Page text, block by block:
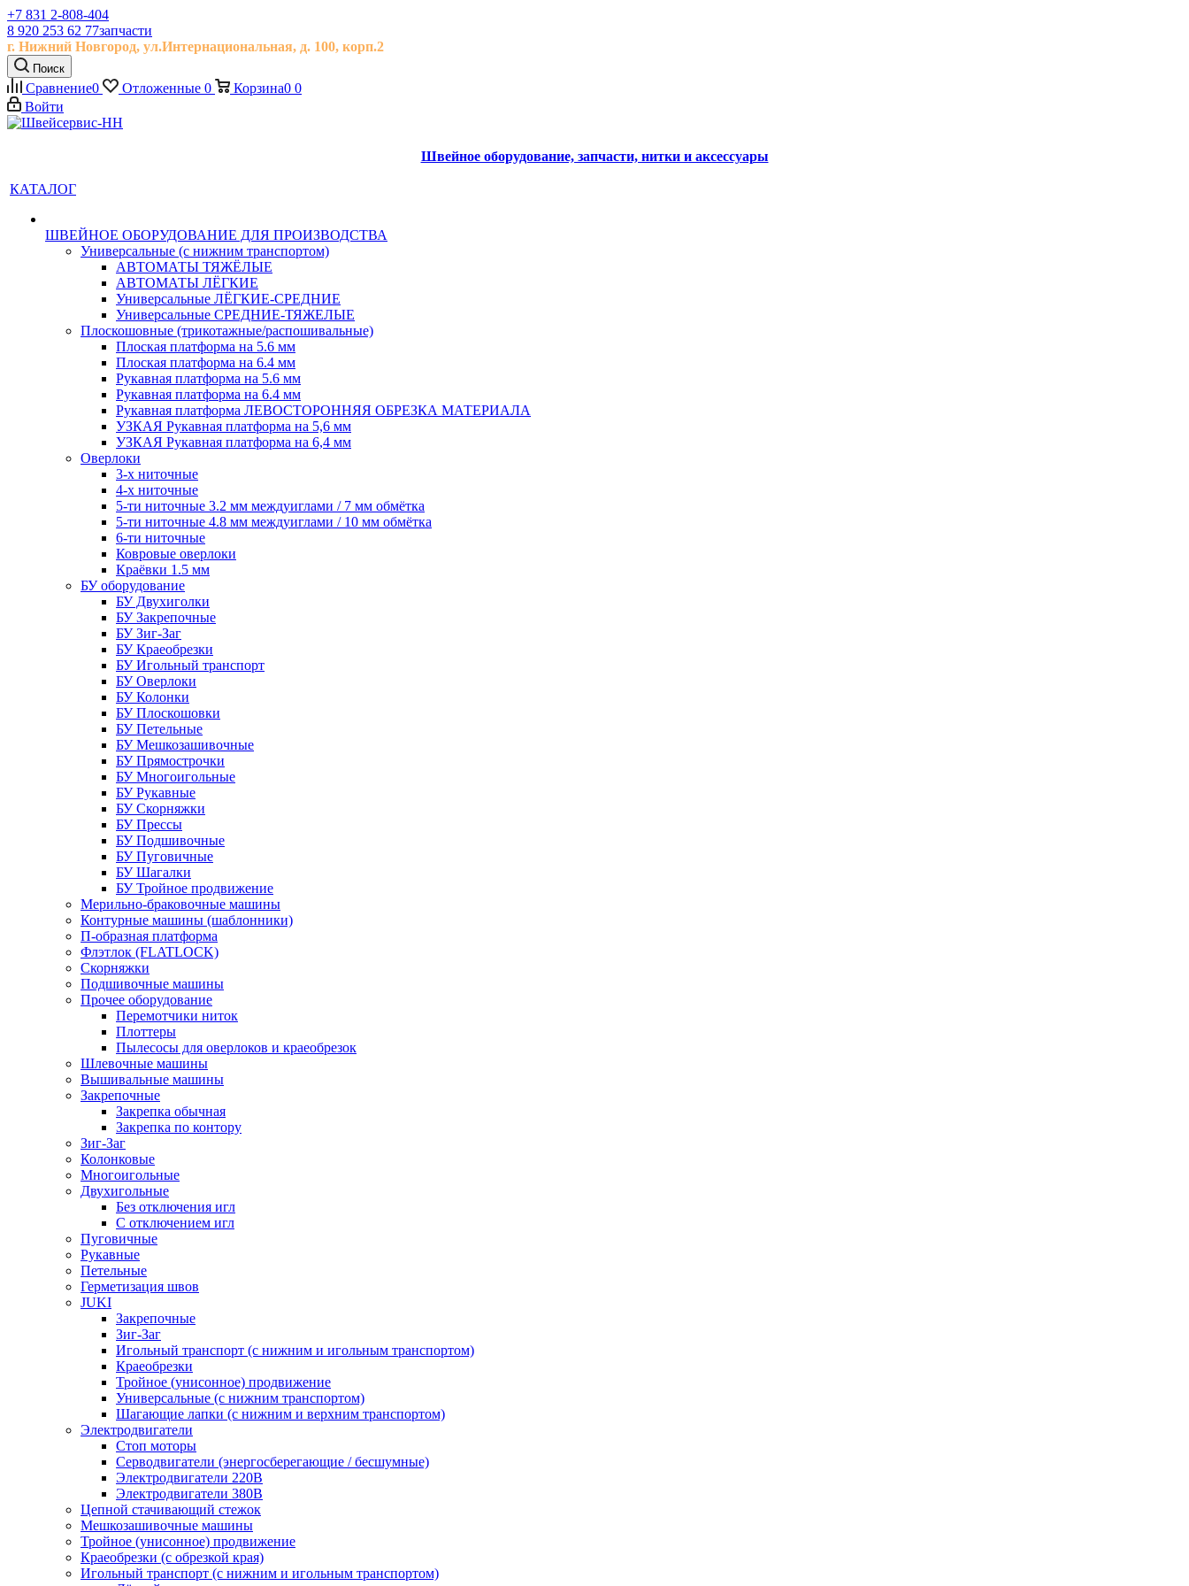
+7 831 2-808-404
8 920 253 62 77запчасти
г. Нижний Новгород, ул.Интернациональная, д. 100, корп.2
Поиск
Сравнение0 Отложенные 0 Корзина0 0
Войти
Швейное оборудование, запчасти, нитки и аксессуары
КАТАЛОГ
ШВЕЙНОЕ ОБОРУДОВАНИЕ ДЛЯ ПРОИЗВОДСТВА
Универсальные (с нижним транспортом)
АВТОМАТЫ ТЯЖЁЛЫЕ
АВТОМАТЫ ЛЁГКИЕ
Универсальные ЛЁГКИЕ-СРЕДНИЕ
Универсальные СРЕДНИЕ-ТЯЖЕЛЫЕ
Плоскошовные (трикотажные/распошивальные)
Плоская платформа на 5.6 мм
Плоская платформа на 6.4 мм
Рукавная платформа на 5.6 мм
Рукавная платформа на 6.4 мм
Рукавная платформа ЛЕВОСТОРОННЯЯ ОБРЕЗКА МАТЕРИАЛА
УЗКАЯ Рукавная платформа на 5,6 мм
УЗКАЯ Рукавная платформа на 6,4 мм
Оверлоки
3-х ниточные
4-х ниточные
5-ти ниточные 3.2 мм междуиглами / 7 мм обмётка
5-ти ниточные 4.8 мм междуиглами / 10 мм обмётка
6-ти ниточные
Ковровые оверлоки
Краёвки 1.5 мм
БУ оборудование
БУ Двухиголки
БУ Закрепочные
БУ Зиг-Заг
БУ Краеобрезки
БУ Игольный транспорт
БУ Оверлоки
БУ Колонки
БУ Плоскошовки
БУ Петельные
БУ Мешкозашивочные
БУ Прямострочки
БУ Многоигольные
БУ Рукавные
БУ Скорняжки
БУ Прессы
БУ Подшивочные
БУ Пуговичные
БУ Шагалки
БУ Тройное продвижение
Мерильно-браковочные машины
Контурные машины (шаблонники)
П-образная платформа
Флэтлок (FLATLOCK)
Скорняжки
Подшивочные машины
Прочее оборудование
Перемотчики ниток
Плоттеры
Пылесосы для оверлоков и краеобрезок
Шлевочные машины
Вышивальные машины
Закрепочные
Закрепка обычная
Закрепка по контору
Зиг-Заг
Колонковые
Многоигольные
Двухигольные
Без отключения игл
С отключением игл
Пуговичные
Рукавные
Петельные
Герметизация швов
JUKI
Закрепочные
Зиг-Заг
Игольный транспорт (с нижним и игольным транспортом)
Краеобрезки
Тройное (унисонное) продвижение
Универсальные (с нижним транспортом)
Шагающие лапки (с нижним и верхним транспортом)
Электродвигатели
Стоп моторы
Серводвигатели (энергосберегающие / бесшумные)
Электродвигатели 220В
Электродвигатели 380В
Цепной стачивающий стежок
Мешкозашивочные машины
Тройное (унисонное) продвижение
Краеобрезки (с обрезкой края)
Игольный транспорт (с нижним и игольным транспортом)